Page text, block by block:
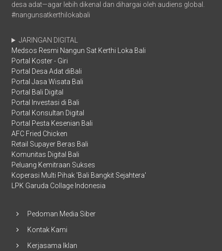
desa adat—agar lebih dikenal dan dihargai oleh audiens global.
#nangunsatkerthilokabali
JARINGAN DIGITAL
Medsos Resmi Nangun Sat Kerthi Loka Bali
Portal Koster - Giri
Portal Desa Adat diBali
Portal Jasa Wisata Bali
Portal Bali Digital
Portal Investasi di Bali
Portal Konsultan Digital
Portal Pesta Kesenian Bali
AFC Fried Chicken
Retail Supayer Beras Bali
Komunitas Digital Bali
Peluang Kemitraan Sukses
Koperasi Multi Pihak 'Bali Bangkit Sejahtera'
LPK Garuda Collage Indonesia
Pedoman Media Siber
Kontak Kami
Kerjasama Iklan